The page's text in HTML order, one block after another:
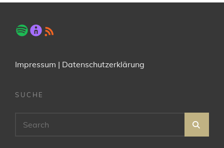
Impressum | Datenschutzerklärung
SUCHE
for: